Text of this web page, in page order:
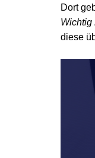
Dort
Wichtig
diese